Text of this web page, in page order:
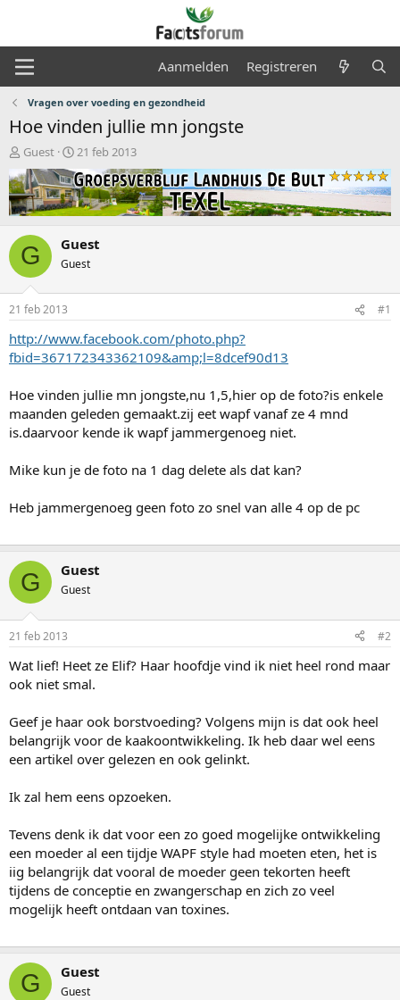
Aanmelden Registreren
Vragen over voeding en gezondheid
Hoe vinden jullie mn jongste
O
n
d
e
r
w
e
r
p
s
t
r
t
r
Guest
S
a
r
t
a
t
m
21 feb 2013
G Guest
Guest
21 feb 2013 #1
http://www.facebook.com/photo.php?
fbid=367172343362109&amp;l=8dcef90d13
Hoe vinden jullie mn jongste,nu 1,5,hier op de foto?is enkele
maanden geleden gemaakt.zij eet wapf vanaf ze 4 mnd
is.daarvoor kende ik wapf jammergenoeg niet.
Mike kun je de foto na 1 dag delete als dat kan?
Heb jammergenoeg geen foto zo snel van alle 4 op de pc
G Guest
Guest
21 feb 2013 #2
Wat lief! Heet ze Elif? Haar hoofdje vind ik niet heel rond maar
ook niet smal.
Geef je haar ook borstvoeding? Volgens mijn is dat ook heel
belangrijk voor de kaakoontwikkeling. Ik heb daar wel eens
een artikel over gelezen en ook gelinkt.
Ik zal hem eens opzoeken.
Tevens denk ik dat voor een zo goed mogelijke ontwikkeling
een moeder al een tijdje WAPF style had moeten eten, het is
iig belangrijk dat vooral de moeder geen tekorten heeft
tijdens de conceptie en zwangerschap en zich zo veel
mogelijk heeft ontdaan van toxines.
G Guest
Guest